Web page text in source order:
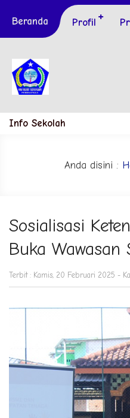
Beranda Profil
Info Sekolah
Anda disini :
Sosialisasi
Buka Wawasan
Terbit : Kamis, 20 Februari 2025 -